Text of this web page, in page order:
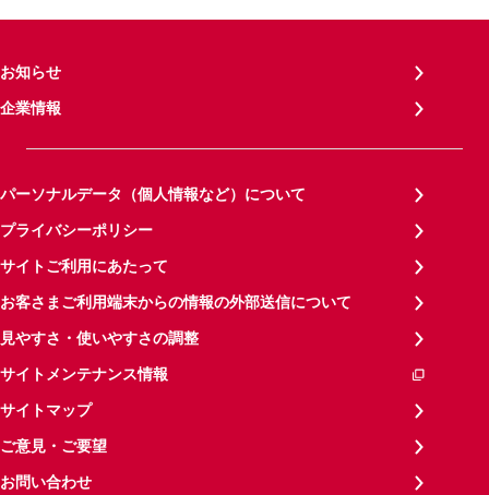
お知らせ
企業情報
パーソナルデータ（個人情報など）について
プライバシーポリシー
サイトご利用にあたって
お客さまご利用端末からの情報の外部送信について
見やすさ・使いやすさの調整
サイトメンテナンス情報
サイトマップ
ご意見・ご要望
お問い合わせ